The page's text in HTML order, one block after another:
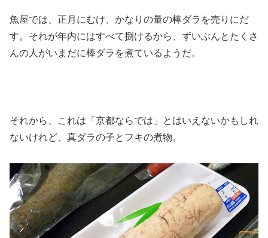
魚屋では、正月にむけ、かなりの量の棒ダラを売りにだ
す。それが年内にはすべて捌けるから、ずいぶんとたくさ
んの人がいまだに棒ダラを煮ているようだ。
それから、これは「京都ならでは」とはいえないかもしれ
ないけれど、真ダラの子とフキの煮物。